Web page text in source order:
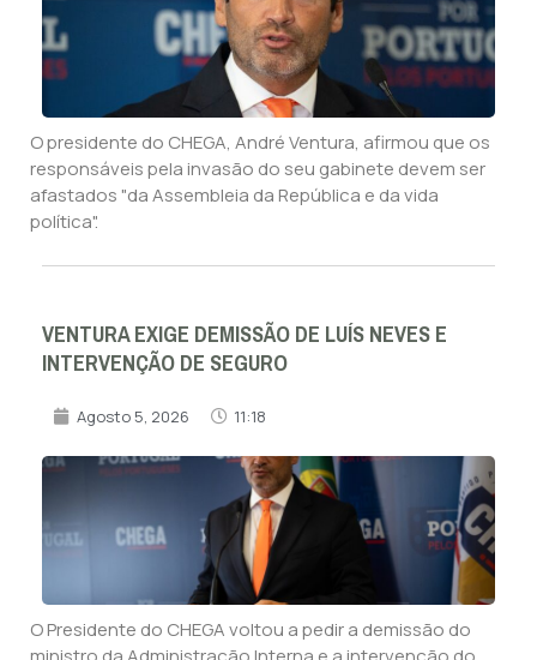
O presidente do CHEGA, André Ventura, afirmou que os
responsáveis pela invasão do seu gabinete devem ser
afastados "da Assembleia da República e da vida
política".
VENTURA EXIGE DEMISSÃO DE LUÍS NEVES E
INTERVENÇÃO DE SEGURO
Agosto 5, 2026 11:18
O Presidente do CHEGA voltou a pedir a demissão do